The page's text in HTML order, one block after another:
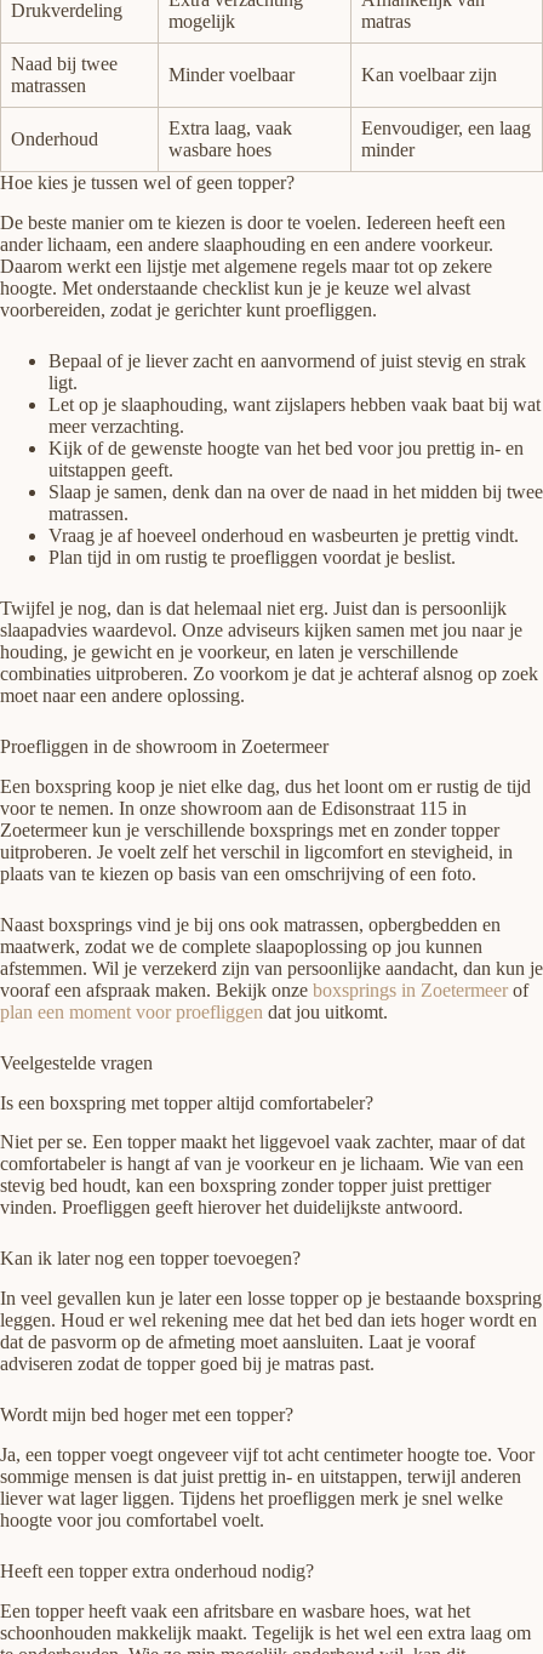
Drukverdeling
mogelijk
matras
Naad bij twee
matrassen
Minder voelbaar Kan voelbaar zijn
Onderhoud
Extra laag, vaak
wasbare hoes
Eenvoudiger, een laag
minder
Hoe kies je tussen wel of geen topper?
De beste manier om te kiezen is door te voelen. Iedereen heeft een
ander lichaam, een andere slaaphouding en een andere voorkeur.
Daarom werkt een lijstje met algemene regels maar tot op zekere
hoogte. Met onderstaande checklist kun je je keuze wel alvast
voorbereiden, zodat je gerichter kunt proefliggen.
Bepaal of je liever zacht en aanvormend of juist stevig en strak
ligt.
Let op je slaaphouding, want zijslapers hebben vaak baat bij wat
meer verzachting.
Kijk of de gewenste hoogte van het bed voor jou prettig in- en
uitstappen geeft.
Slaap je samen, denk dan na over de naad in het midden bij twee
matrassen.
Vraag je af hoeveel onderhoud en wasbeurten je prettig vindt.
Plan tijd in om rustig te proefliggen voordat je beslist.
Twijfel je nog, dan is dat helemaal niet erg. Juist dan is persoonlijk
slaapadvies waardevol. Onze adviseurs kijken samen met jou naar je
houding, je gewicht en je voorkeur, en laten je verschillende
combinaties uitproberen. Zo voorkom je dat je achteraf alsnog op zoek
moet naar een andere oplossing.
Proefliggen in de showroom in Zoetermeer
Een boxspring koop je niet elke dag, dus het loont om er rustig de tijd
voor te nemen. In onze showroom aan de Edisonstraat 115 in
Zoetermeer kun je verschillende boxsprings met en zonder topper
uitproberen. Je voelt zelf het verschil in ligcomfort en stevigheid, in
plaats van te kiezen op basis van een omschrijving of een foto.
Naast boxsprings vind je bij ons ook matrassen, opbergbedden en
maatwerk, zodat we de complete slaapoplossing op jou kunnen
afstemmen. Wil je verzekerd zijn van persoonlijke aandacht, dan kun je
vooraf een afspraak maken. Bekijk onze boxsprings in Zoetermeerof
plan een moment voor proefliggen dat jou uitkomt.
Veelgestelde vragen
Is een boxspring met topper altijd comfortabeler?
Niet per se. Een topper maakt het liggevoel vaak zachter, maar of dat
comfortabeler is hangt af van je voorkeur en je lichaam. Wie van een
stevig bed houdt, kan een boxspring zonder topper juist prettiger
vinden. Proefliggen geeft hierover het duidelijkste antwoord.
Kan ik later nog een topper toevoegen?
In veel gevallen kun je later een losse topper op je bestaande boxspring
leggen. Houd er wel rekening mee dat het bed dan iets hoger wordt en
dat de pasvorm op de afmeting moet aansluiten. Laat je vooraf
adviseren zodat de topper goed bij je matras past.
Wordt mijn bed hoger met een topper?
Ja, een topper voegt ongeveer vijf tot acht centimeter hoogte toe. Voor
sommige mensen is dat juist prettig in- en uitstappen, terwijl anderen
liever wat lager liggen. Tijdens het proefliggen merk je snel welke
hoogte voor jou comfortabel voelt.
Heeft een topper extra onderhoud nodig?
Een topper heeft vaak een afritsbare en wasbare hoes, wat het
schoonhouden makkelijk maakt. Tegelijk is het wel een extra laag om